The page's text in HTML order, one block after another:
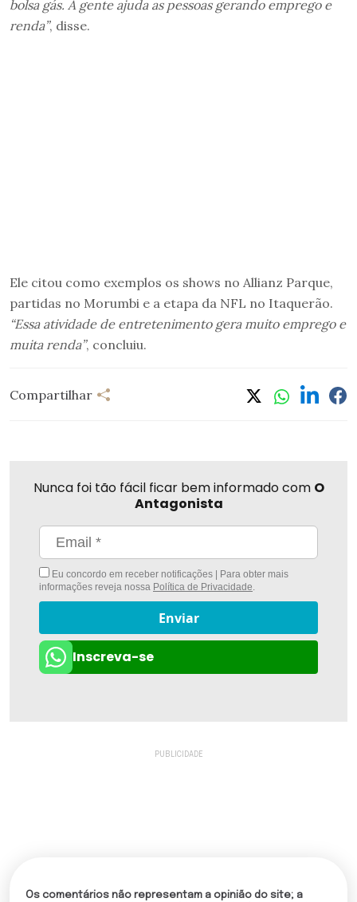
bolsa gás. A gente ajuda as pessoas gerando emprego e
renda”, disse.
Ele citou como exemplos os shows no Allianz Parque,
partidas no Morumbi e a etapa da NFL no Itaquerão.
“Essa atividade de entretenimento gera muito emprego e
muita renda”, concluiu.
Compartilhar
Nunca foi tão fácil ficar bem informado com O
Antagonista
Eu concordo em receber notificações | Para obter mais
informações reveja nossa Política de Privacidade.
Enviar
Inscreva-se
Os comentários não representam a opinião do site; a